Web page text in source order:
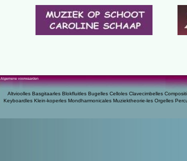
Algemene voorwaarden
Altvioolles Basgitaarles Blokfluitles Bugelles Celloles Clavecimbelles
Keyboardles Klein-koperles Mondharmonicales Muziektheorie-les Orgelles